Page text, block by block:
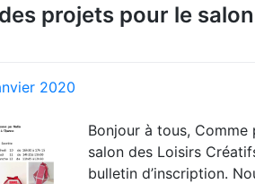
projets pour le
2020
Bonjour à tous,
salon des Loisirs
bulletin d’inscription.